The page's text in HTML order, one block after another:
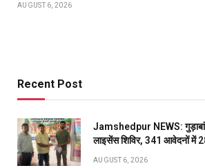
AUGUST 6, 2026
Recent Post
Jamshedpur NEWS:
लाइसेंस शिविर, 341 आवेदनों में
AUGUST 6, 2026